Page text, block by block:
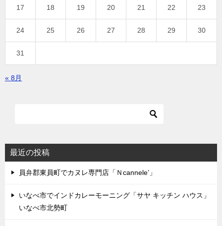
17 18 19 20 21 22 23
24 25 26 27 28 29 30
31
« 8月
最近の投稿
員弁郡東員町でカヌレ専門店「Ｎcannele’」
いなべ市でインドカレーモーニング「サヤ キッチン ハウス」
いなべ市北勢町